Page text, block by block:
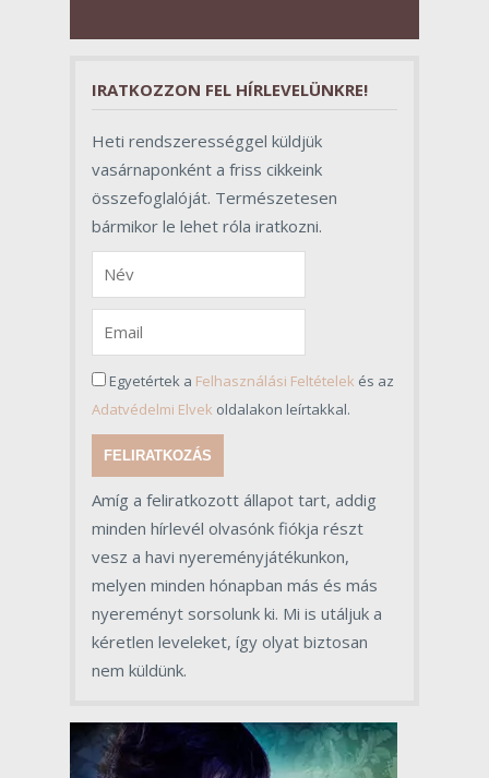
szerepet töltenek be az egész
IRATKOZZON FEL HÍRLEVELÜNKRE!
Heti rendszerességgel küldjük
vasárnaponként a friss cikkeink
összefoglalóját. Természetesen
bármikor le lehet róla iratkozni.
Egyetértek a Felhasználási Feltételek és az
Adatvédelmi Elvek oldalakon leírtakkal.
FELIRATKOZÁS
Amíg a feliratkozott állapot tart, addig
minden hírlevél olvasónk fiókja részt
vesz a havi nyereményjátékunkon,
melyen minden hónapban más és más
nyereményt sorsolunk ki. Mi is utáljuk a
kéretlen leveleket, így olyat biztosan
nem küldünk.